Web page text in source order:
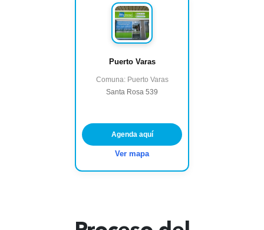
Puerto Varas
Comuna: Puerto Varas
Santa Rosa 539
Agenda aquí
Ver mapa